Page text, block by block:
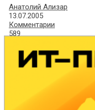
Анатолий Ализар
13.07.2005
Комментарии
589